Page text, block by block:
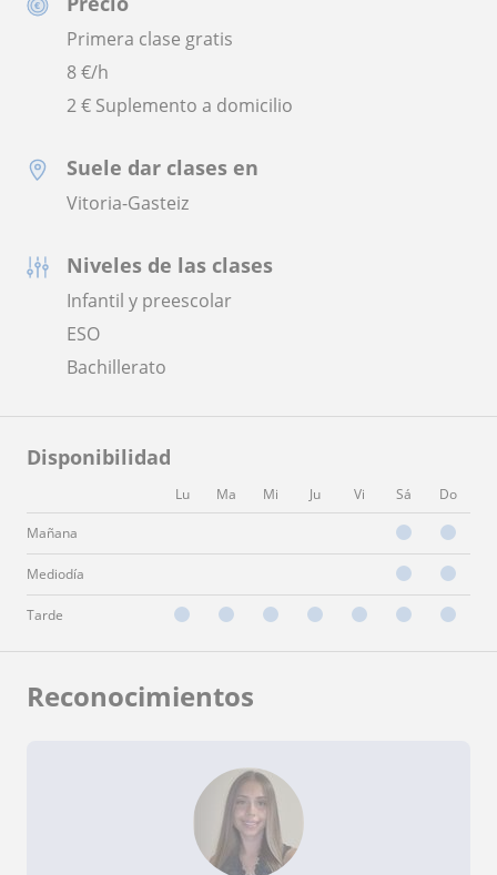
Primera clase gratis
8€/h
2 € Suplemento a domicilio
Suele dar clases en
Vitoria-Gasteiz
Niveles de las clases
Infantil y preescolar
ESO
Bachillerato
Disponibilidad
Lu Ma Mi Ju Vi Sá Do
Mañana
Mediodía
Tarde
Reconocimientos